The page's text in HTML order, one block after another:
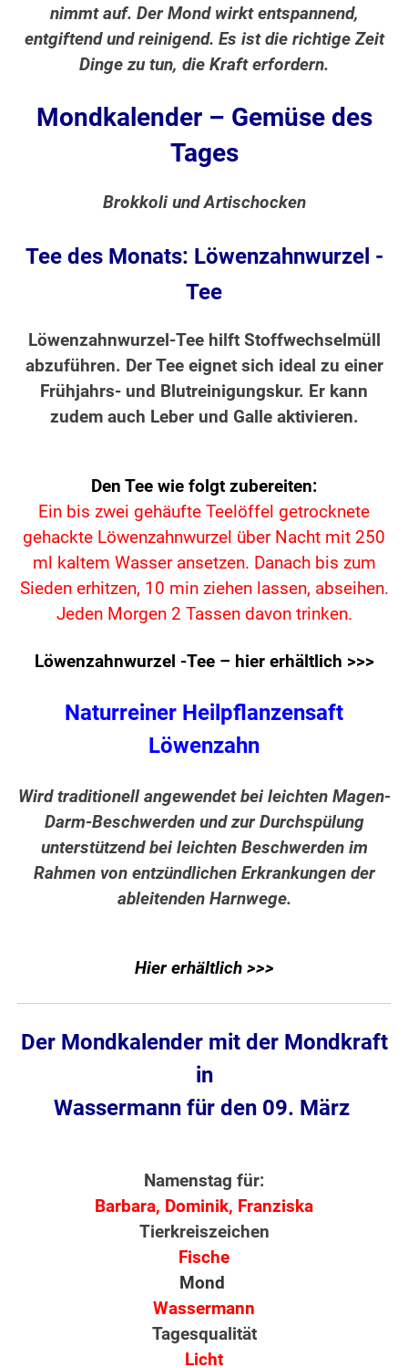
nimmt auf. Der Mond wirkt entspannend,
entgiftend und reinigend. Es ist die richtige Zeit
Dinge zu tun, die Kraft erfordern.
Mondkalender – Gemüse des
Tages
Brokkoli und Artischocken
Tee des Monats: Löwenzahnwurzel -
Tee
Löwenzahnwurzel-Tee hilft Stoffwechselmüll
abzuführen. Der Tee eignet sich ideal zu einer
Frühjahrs- und Blutreinigungskur. Er kann
zudem auch Leber und Galle aktivieren.
Den Tee wie folgt zubereiten:
Ein bis zwei gehäufte Teelöffel getrocknete
gehackte Löwenzahnwurzel über Nacht mit 250
ml kaltem Wasser ansetzen. Danach bis zum
Sieden erhitzen, 10 min ziehen lassen, abseihen.
Jeden Morgen 2 Tassen davon trinken.
Löwenzahnwurzel -Tee – hier erhältlich >>>
Naturreiner Heilpflanzensaft
Löwenzahn
Wird traditionell angewendet bei leichten Magen-
Darm-Beschwerden und zur Durchspülung
unterstützend bei leichten Beschwerden im
Rahmen von entzündlichen Erkrankungen der
ableitenden Harnwege.
Hier erhältlich >>>
Der Mondkalender mit der Mondkraft
in
Wassermann für den 09. März
Namenstag für:
Barbara, Dominik, Franziska
Tierkreiszeichen
Fische
Mond
Wassermann
Tagesqualität
Licht